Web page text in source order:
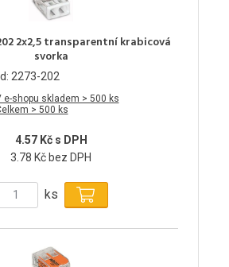
2x2,5 transparentní krabicová
svorka
2273-202
e-shopu skladem > 500 ks
> 500 ks
4.57 Kč s DPH
3.78 Kč bez DPH
ks